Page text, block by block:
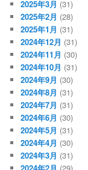
2025年3月 (31)
2025年2月 (28)
2025年1月 (31)
2024年12月 (31)
2024年11月 (30)
2024年10月 (31)
2024年9月 (30)
2024年8月 (31)
2024年7月 (31)
2024年6月 (30)
2024年5月 (31)
2024年4月 (30)
2024年3月 (31)